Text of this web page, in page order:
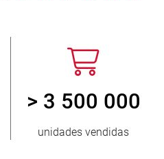
> 3 500 000
unidades vendidas